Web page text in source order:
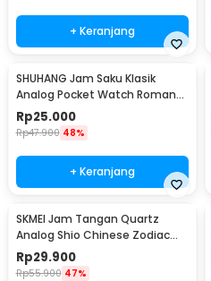
+ Keranjang
SHUHANG Jam Saku Klasik
Analog Pocket Watch Roman
Steampunk - PJX1596
Rp25.000
Rp47.900 48%
+ Keranjang
SKMEI Jam Tangan Quartz
Analog Shio Chinese Zodiac
Waterproof 30M Babi - 2327
Rp29.900
Rp55.900 47%